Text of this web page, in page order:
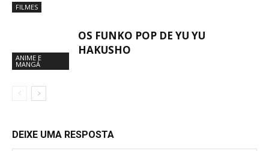
FILMES
ANIME E
MANGÁ
OS FUNKO POP DE YU YU
HAKUSHO
DEIXE UMA RESPOSTA